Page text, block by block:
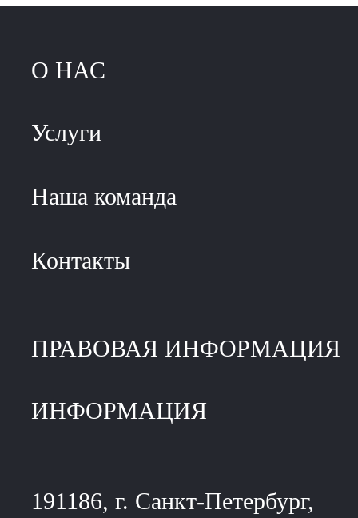
О НАС
Услуги
Наша команда
Контакты
ПРАВОВАЯ ИНФОРМАЦИЯ
ИНФОРМАЦИЯ
191186, г. Санкт-Петербург,